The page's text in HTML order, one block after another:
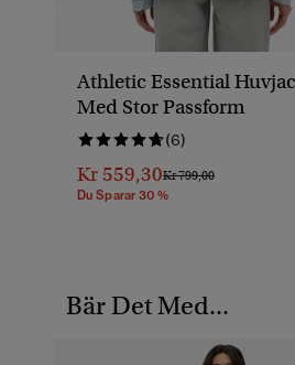
Athletic Essential
Med Stor Passform
(6)
Kr 559,30Pris Reducerat Från
Kr 799,00Till
Du Sparar 30 %
Bär Det Med...